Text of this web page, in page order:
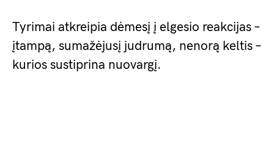
Tyrimai atkreipia dėmesį į elgesio reakcijas –
įtampą, sumažėjusį judrumą, nenorą keltis –
kurios sustiprina nuovargį.